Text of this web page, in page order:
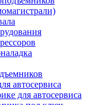
автосервиса
для автосервиса